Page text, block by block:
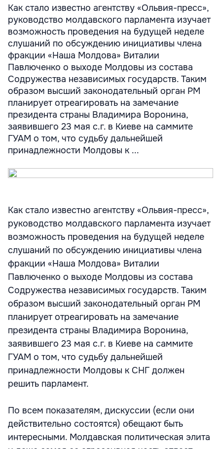
Как стало известно агентству «Ольвия-пресс»,
руководство молдавского парламента изучает
возможность проведения на будущей неделе
слушаний по обсуждению инициативы члена
фракции «Наша Молдова» Виталии
Павлюченко о выходе Молдовы из состава
Содружества независимых государств. Таким
образом высший законодательный орган РМ
планирует отреагировать на замечание
президента страны Владимира Воронина,
заявившего 23 мая с.г. в Киеве на саммите
ГУАМ о том, что судьбу дальнейшей
принадлежности Молдовы к ...
Как стало известно агентству «Ольвия-пресс»,
руководство молдавского парламента изучает
возможность проведения на будущей неделе
слушаний по обсуждению инициативы члена
фракции «Наша Молдова» Виталии
Павлюченко о выходе Молдовы из состава
Содружества независимых государств. Таким
образом высший законодательный орган РМ
планирует отреагировать на замечание
президента страны Владимира Воронина,
заявившего 23 мая с.г. в Киеве на саммите
ГУАМ о том, что судьбу дальнейшей
принадлежности Молдовы к СНГ должен
решить парламент.
По всем показателям, дискуссии (если они
действительно состоятся) обещают быть
интересными. Молдавская политическая элита